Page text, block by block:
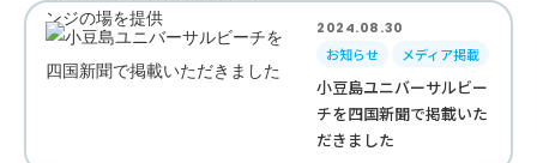
2024.08.30
お知らせ
メディア掲載
小豆島ユニバーサルビー
チを四国新聞で掲載いた
だきました